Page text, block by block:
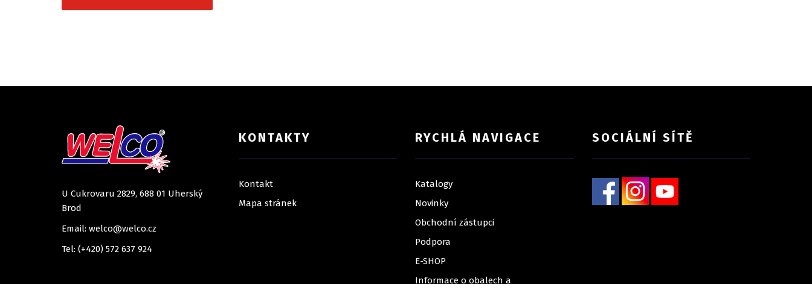
U Cukrovaru 2829, 688 01 Uherský
Brod
Email: welco@welco.cz
Tel: (+420) 572 637 924
KONTAKTY
Kontakt
Mapa stránek
RYCHLÁ NAVIGACE
Katalogy
Novinky
Obchodní zástupci
Podpora
E-SHOP
Informace o obalech a
SOCIÁLNÍ SÍTĚ